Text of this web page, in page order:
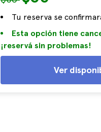
Tu reserva se
Esta opción tiene
¡reservá sin problemas!
Ver